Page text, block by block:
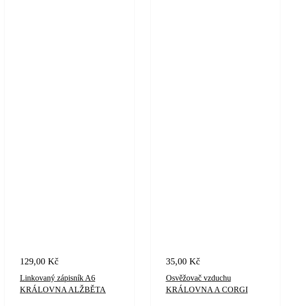
129,00 Kč
Linkovaný zápisník A6
KRÁLOVNA ALŽBĚTA
35,00 Kč
Osvěžovač vzduchu
KRÁLOVNA A CORGI